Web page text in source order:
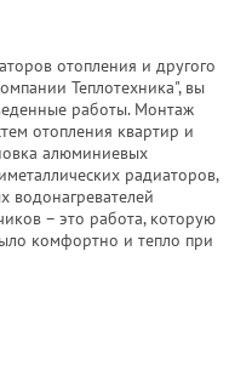
отопления и другого
Теплотехника", вы
работы. Монтаж
отопления квартир и
алюминиевых
радиаторов,
водонагревателей
– это работа, которую
комфортно и тепло при